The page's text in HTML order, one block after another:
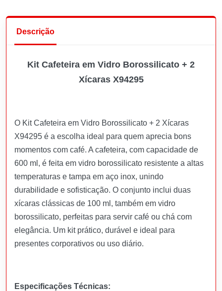
Descrição
Kit Cafeteira em Vidro Borossilicato + 2
Xícaras X94295
O Kit Cafeteira em Vidro Borossilicato + 2 Xícaras
X94295 é a escolha ideal para quem aprecia bons
momentos com café. A cafeteira, com capacidade de
600 ml, é feita em vidro borossilicato resistente a altas
temperaturas e tampa em aço inox, unindo
durabilidade e sofisticação. O conjunto inclui duas
xícaras clássicas de 100 ml, também em vidro
borossilicato, perfeitas para servir café ou chá com
elegância. Um kit prático, durável e ideal para
presentes corporativos ou uso diário.
Especificações Técnicas: